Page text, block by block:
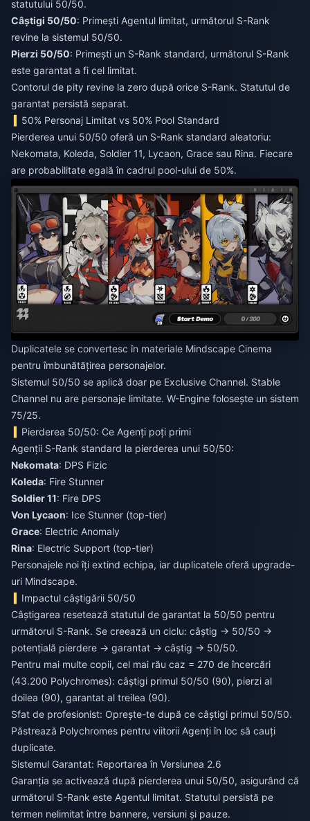
statutului 50/50.
Câștigi 50/50: Primești Agentul limitat, următorul S-Rank
Pierzi 50/50: Primești un S-Rank standard, următorul S-Rank
este garantat a fi cel limitat.
Contorul de pity revine la zero după orice S-Rank. Statutul de
garantat persistă separat.
50% Personaj Limitat vs 50% Pool Standard
Pierderea unui 50/50 oferă un S-Rank standard aleatoriu:
Nekomata, Koleda, Soldier 11, Lycaon, Grace sau Rina. Fiecare
are probabilitate egală în cadrul pool-ului de 50%.
Duplicatele se convertesc în materiale Mindscape Cinema
pentru îmbunătățirea personajelor.
Sistemul 50/50 se aplică doar pe Exclusive Channel. Stable
Channel nu are personaje limitate. W-Engine folosește un sistem
75/25.
Pierderea 50/50: Ce Agenți poți primi
Agenții S-Rank standard la pierderea unui 50/50:
Nekomata: DPS Fizic
Koleda: Fire Stunner
Soldier 11: Fire DPS
Von Lycaon: Ice Stunner (top-tier)
Grace: Electric Anomaly
Rina: Electric Support (top-tier)
Personajele noi îți extind echipa, iar duplicatele oferă upgrade-
uri Mindscape.
Impactul câștigării 50/50
Câștigarea resetează statutul de garantat la 50/50 pentru
următorul S-Rank. Se creează un ciclu: câștig → 50/50 →
potențială pierdere → garantat → câștig → 50/50.
Pentru mai multe copii, cel mai rău caz = 270 de încercări
(43.200 Polychromes): câștigi primul 50/50 (90), pierzi al
doilea (90), garantat al treilea (90).
Sfat de profesionist: Oprește-te după ce câștigi primul 50/50.
Păstrează Polychromes pentru viitorii Agenți în loc să cauți
duplicate.
Sistemul Garantat: Reportarea în Versiunea 2.6
Garanția se activează după pierderea unui 50/50, asigurând că
următorul S-Rank este Agentul limitat. Statutul persistă pe
termen nelimitat între bannere, versiuni și pauze.